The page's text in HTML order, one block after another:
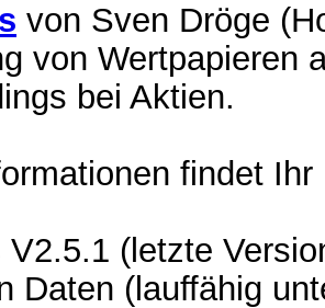
von Sven Dröge
von Wertpapieren
bei Aktien.
findet
V2.5.1 (letzte
Daten (lauffähig